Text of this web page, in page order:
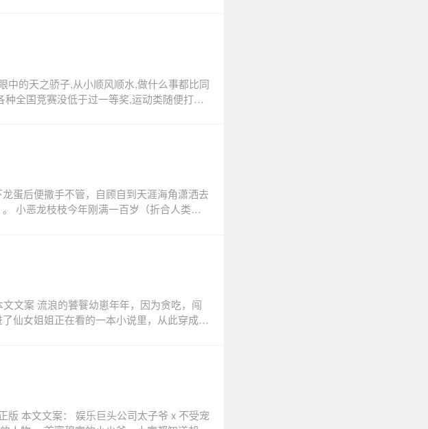
中的天之骄子,从小顺风顺水,做什么事都比同
全国竞赛没低于过一等奖,运动类随便打打
女儿,即便她在天赋表现上不那么出色,也注
一些。大家都说江家好福气,家里一双儿女
,兄妹性格非常不对付,八字相冲！磁场相
的是,这样的家丑即将被搬上荧幕。《世界
的顶流们发送邀请,江昀很不幸被盯上...江
快把我哥带走！当别组兄弟姐妹都以温馨
金鹰奖杯后穿书了,成了超级玛丽苏文里将一
经受着失恋,事业滑坡,全网黑等糟心事。原
是,原主恰好跟里面四位男嘉宾都有故事,因
的前前男友,以及和自己假装陌生人的豪门
始摆烂吃瓜,vip席近距离围观万人迷女主与
书,剧情走向和自己记忆中的怎么不太一
）：能复合吗？分开的每一天我都在后悔。
男友）：再给我一次机会,我愿意倾尽所有
蛋后便撒手不管，自顾自到天涯海角潇洒去
小恶龙枝枝今年刚满一百岁（折合人类五
人类奴仆，深受他们的仰慕和爱戴。 起码
了两百年咸鱼，完美继承了恶龙一族的散
的日子。 这两百年他体验过无数份工作，
，心里没有那些世俗的欲望。 最近他进了
搜不出来的小歌手，正在他以为日子也可以
只没有见过世面，并对自己无比崇拜的小村
心耿直的沙雕兄妹真的爆红了！ 一顿能吃
哥哥，也被众网友评为年度最暖心的兄妹组
萌哒哒的村姑小团子和她的咸鱼哥哥，主亲
文案 流浪的饕餮幼崽年年，因为贪吃，闯
仙女姐姐正在看的一本小说里，从此穿成了
因为被扒出‘假吃’而遭到群嘲。 ... 假...假
凉拌烧，干饭不积极，脑袋有问题！ 于是
50根烤羊肉串、3个大蛋糕、6个炸鸡全家
些等着看好戏的观众们，则分明见到她难过
辈子就没人对我这么好过，你一定是仙女
版 本文文案： 娱乐巨头公司太子爷 x 不受宠